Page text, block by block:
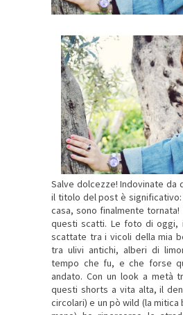
Salve dolcezze! Indovinate da
il titolo del post è significativo:
casa, sono finalmente tornata!
questi scatti. Le foto di oggi,
scattate tra i vicoli della mia
tra ulivi antichi, alberi di
tempo che fu, e che forse
andato. Con un look a metà
questi shorts a vita alta, il
circolari) e un pò wild (la